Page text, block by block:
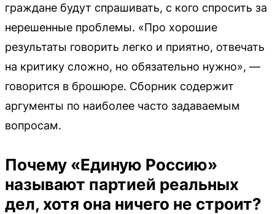
граждане будут спрашивать, с кого спросить за
нерешенные проблемы. «Про хорошие
результаты говорить легко и приятно, отвечать
на критику сложно, но обязательно нужно», —
говорится в брошюре. Сборник содержит
аргументы по наиболее часто задаваемым
вопросам.
Почему «Единую Россию»
называют партией реальных
дел, хотя она ничего не строит?